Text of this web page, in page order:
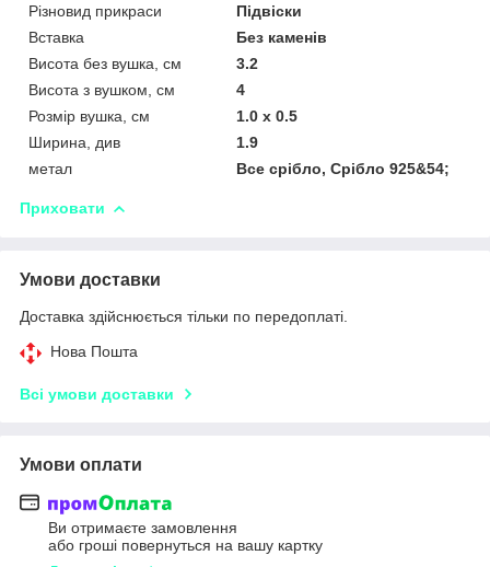
Різновид прикраси
Підвіски
Вставка
Без каменів
Висота без вушка, см
3.2
Висота з вушком, см
4
Розмір вушка, см
1.0 х 0.5
Ширина, див
1.9
метал
Все срібло, Срібло 925&54;
Приховати
Умови доставки
Доставка здійснюється тільки по передоплаті.
Нова Пошта
Всі умови доставки
Умови оплати
Ви отримаєте замовлення
або гроші повернуться на вашу картку